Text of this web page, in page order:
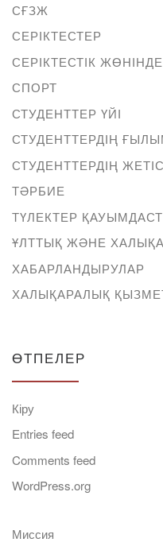
СҒЗЖ
СЕРІКТЕСТЕР
СЕРІКТЕСТІК
СПОРТ
СТУДЕНТТЕР ҮЙІ
СТУДЕНТТЕРДІҢ
СТУДЕНТТЕРДІҢ
ТӘРБИЕ
ТҮЛЕКТЕР
ҰЛТТЫҚ ЖӘНЕ
ХАБАРЛАНДЫРУЛАР
ХАЛЫҚАРАЛЫҚ
ӨТПЕЛЕР
Кіру
Entries feed
Comments feed
WordPress.org
Миссия